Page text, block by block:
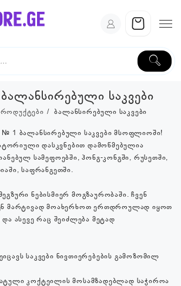
ბალანსირებული საკვები
ბალანსირებული საკვები
№ 1 ბალანსირებული საკვები მსოფლიოში!
დასკვნებით დამოწმებულია
სამეფოებში, ჰონგ-კონგში, რუსეთში,
საფრანგეთში.
ნებისმიერ მოგზაურობაში. ჩვენ
მარტივად მოახერხოთ ერთდროულად იყოთ
და ასევე რაც შეიძლება მეტად
საკვები ნივთიერებების გამოზომილ
კოქტეილის მოსამზადებლად საჭიროა